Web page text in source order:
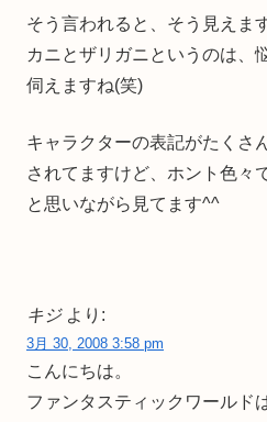
そう言われると、そう見えま
カニとザリガニというのは、
伺えますね(笑)
キャラクターの表記がたくさ
されてますけど、ホント色々
と思いながら見てます^^
キジ より:
3月 30, 2008 3:58 pm
こんにちは。
ファンタスティックワールド